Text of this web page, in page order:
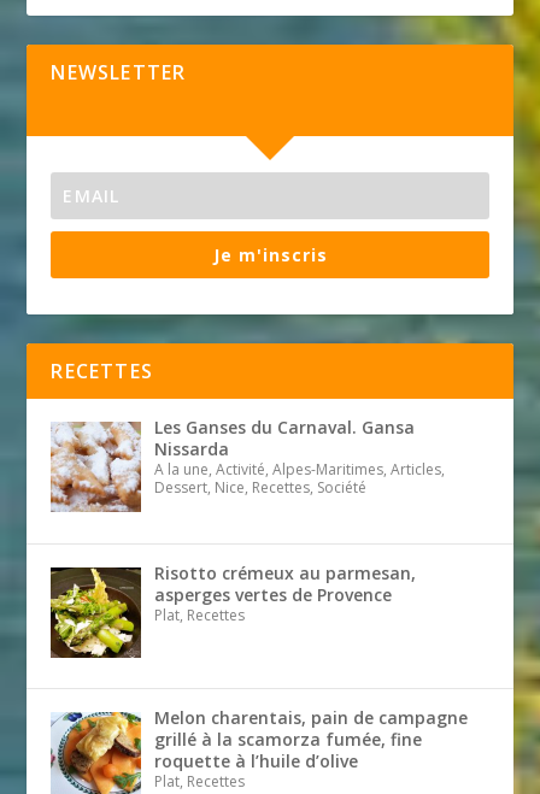
NEWSLETTER
Je m'inscris
RECETTES
Les Ganses du Carnaval. Gansa
Nissarda
A la une, Activité, Alpes-Maritimes, Articles,
Dessert, Nice, Recettes, Société
Risotto crémeux au parmesan,
asperges vertes de Provence
Plat, Recettes
Melon charentais, pain de campagne
grillé à la scamorza fumée, fine
roquette à l’huile d’olive
Plat, Recettes